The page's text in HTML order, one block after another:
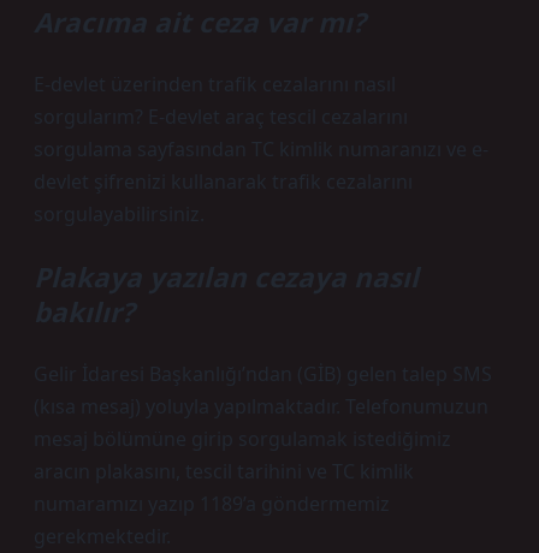
Aracıma ait ceza var mı?
E-devlet üzerinden trafik cezalarını nasıl
sorgularım? E-devlet araç tescil cezalarını
sorgulama sayfasından TC kimlik numaranızı ve e-
devlet şifrenizi kullanarak trafik cezalarını
sorgulayabilirsiniz.
Plakaya yazılan cezaya nasıl
bakılır?
Gelir İdaresi Başkanlığı’ndan (GİB) gelen talep SMS
(kısa mesaj) yoluyla yapılmaktadır. Telefonumuzun
mesaj bölümüne girip sorgulamak istediğimiz
aracın plakasını, tescil tarihini ve TC kimlik
numaramızı yazıp 1189’a göndermemiz
gerekmektedir.